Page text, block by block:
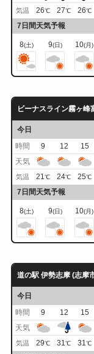
気温 26℃ 27℃ 26℃
7日間天気予報
8(土) 9(日) 10(月)
ビーナスライン霧ヶ峰
今日
時間
9 12 15
天気
気温 21℃ 24℃ 25℃
7日間天気予報
8(土) 9(日) 10(月)
道の駅 伊勢志摩 (志摩
今日
時間
9 12 15
天気
気温 29℃ 31℃ 31℃